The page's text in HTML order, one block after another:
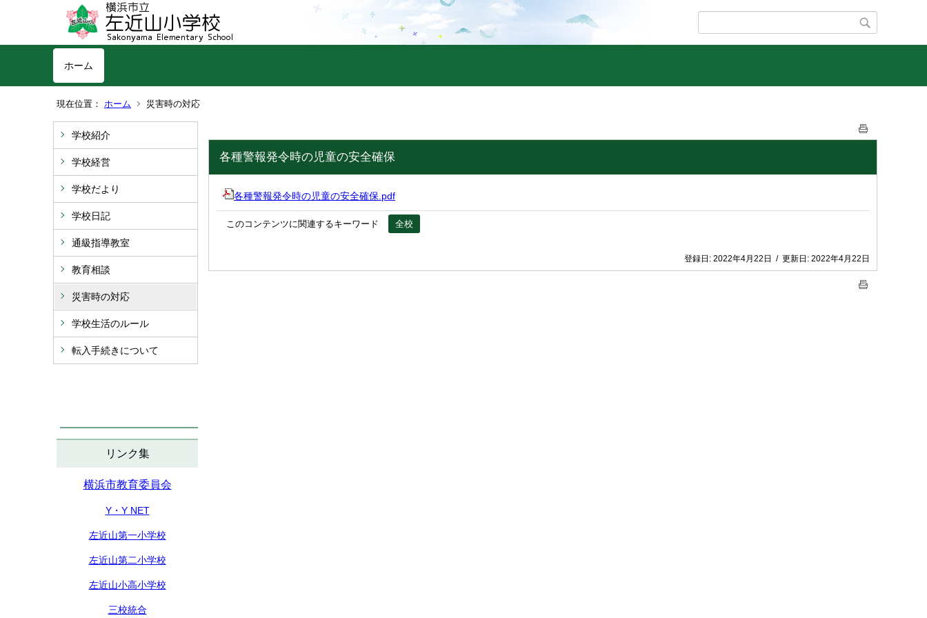
ホーム
現在位置： ホーム 災害時の対応
学校紹介
学校経営
学校だより
学校日記
通級指導教室
教育相談
災害時の対応
学校生活のルール
転入手続きについて
リンク集
横浜市教育委員会
Y・Y NET
左近山第一小学校
左近山第二小学校
左近山小高小学校
三校統合
各種警報発令時の児童の安全確保
各種警報発令時の児童の安全確保.pdf
このコンテンツに関連するキーワード 全校
登録日: 2022年4月22日 / 更新日: 2022年4月22日